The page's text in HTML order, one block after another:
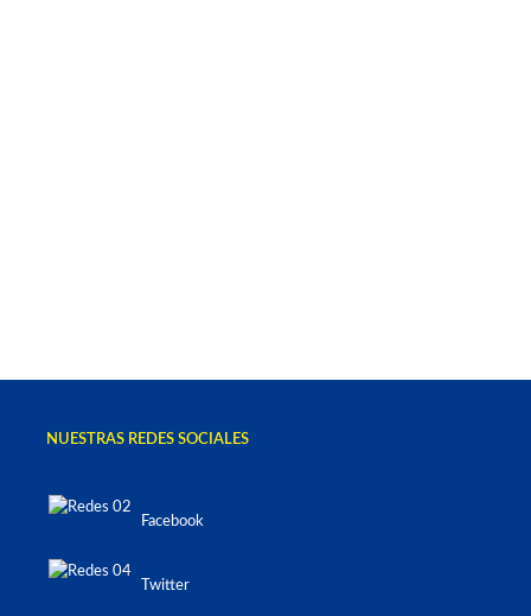
NUESTRAS REDES SOCIALES
Facebook
Twitter